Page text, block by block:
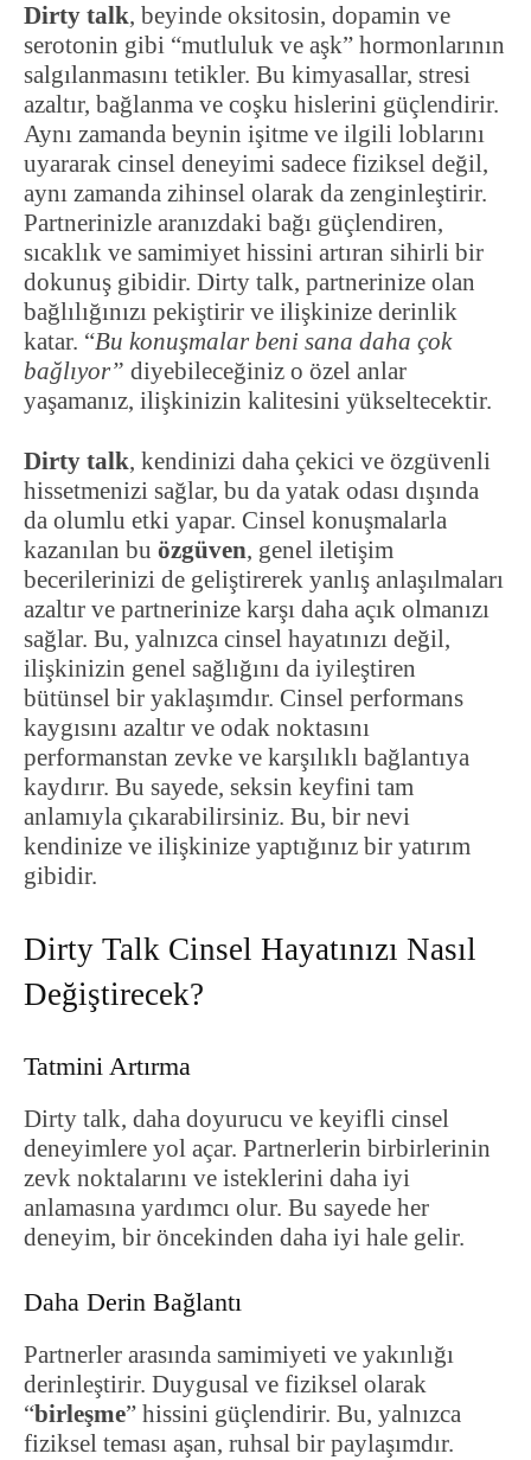
Dirty talk, beyinde oksitosin, dopamin ve
serotonin gibi “mutluluk ve aşk” hormonlarının
salgılanmasını tetikler. Bu kimyasallar, stresi
azaltır, bağlanma ve coşku hislerini güçlendirir.
Aynı zamanda beynin işitme ve ilgili loblarını
uyararak cinsel deneyimi sadece fiziksel değil,
aynı zamanda zihinsel olarak da zenginleştirir.
Partnerinizle aranızdaki bağı güçlendiren,
sıcaklık ve samimiyet hissini artıran sihirli bir
dokunuş gibidir. Dirty talk, partnerinize olan
bağlılığınızı pekiştirir ve ilişkinize derinlik
katar. “Bu konuşmalar beni sana daha çok
bağlıyor” diyebileceğiniz o özel anlar
yaşamanız, ilişkinizin kalitesini yükseltecektir.
Dirty talk, kendinizi daha çekici ve özgüvenli
hissetmenizi sağlar, bu da yatak odası dışında
da olumlu etki yapar. Cinsel konuşmalarla
kazanılan bu özgüven, genel iletişim
becerilerinizi de geliştirerek yanlış anlaşılmaları
azaltır ve partnerinize karşı daha açık olmanızı
sağlar. Bu, yalnızca cinsel hayatınızı değil,
ilişkinizin genel sağlığını da iyileştiren
bütünsel bir yaklaşımdır. Cinsel performans
kaygısını azaltır ve odak noktasını
performanstan zevke ve karşılıklı bağlantıya
kaydırır. Bu sayede, seksin keyfini tam
anlamıyla çıkarabilirsiniz. Bu, bir nevi
kendinize ve ilişkinize yaptığınız bir yatırım
gibidir.
Dirty Talk Cinsel Hayatınızı Nasıl
Değiştirecek?
Tatmini Artırma
Dirty talk, daha doyurucu ve keyifli cinsel
deneyimlere yol açar. Partnerlerin birbirlerinin
zevk noktalarını ve isteklerini daha iyi
anlamasına yardımcı olur. Bu sayede her
deneyim, bir öncekinden daha iyi hale gelir.
Daha Derin Bağlantı
Partnerler arasında samimiyeti ve yakınlığı
derinleştirir. Duygusal ve fiziksel olarak
“birleşme” hissini güçlendirir. Bu, yalnızca
fiziksel teması aşan, ruhsal bir paylaşımdır.